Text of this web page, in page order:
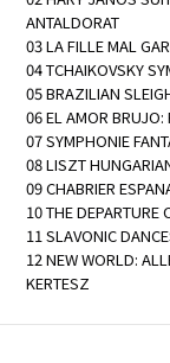
ANTALDORAT
03 LA FILLE MAL
04 TCHAIKOVSKY
05 BRAZILIAN
06 EL AMOR BRUJO:
07 SYMPHONIE
08 LISZT
09 CHABRIER
10 THE DEPARTURE
11 SLAVONIC
12 NEW WORLD:
KERTESZ